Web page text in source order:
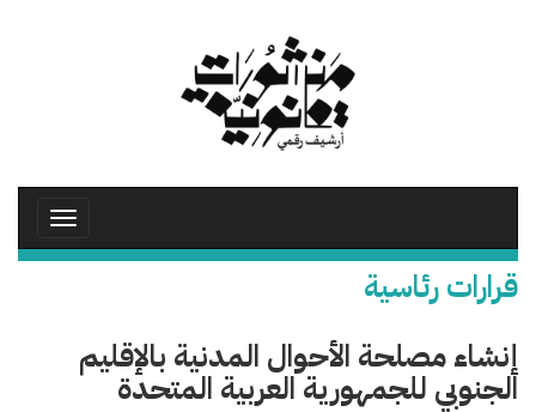
Toggle
قرارات رئاسية
إنشاء مصلحة الأحوال المدنية بالإقليم
الجنوبي للجمهورية العربية المتحدة